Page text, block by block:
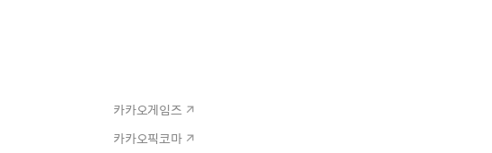
카카오게임즈
카카오픽코마